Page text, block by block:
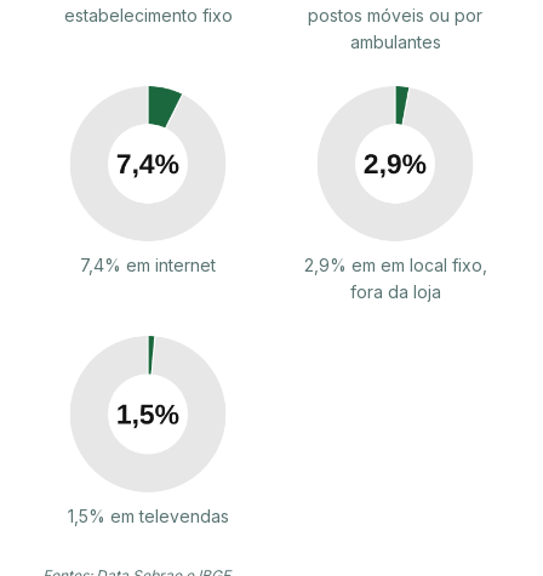
estabelecimento fixo
postos móveis ou por
ambulantes
7,4% em internet
2,9% em em local fixo,
fora da loja
1,5% em televendas